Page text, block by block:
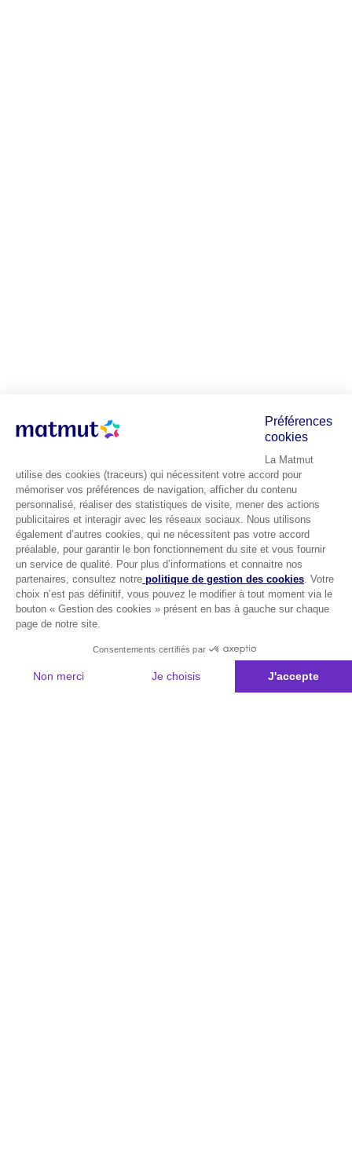
Préférences
cookies
La Matmut
utilise des cookies (traceurs) qui nécessitent votre accord pour
mémoriser vos préférences de navigation, afficher du contenu
personnalisé, réaliser des statistiques de visite, mener des actions
publicitaires et interagir avec les réseaux sociaux. Nous utilisons
également d’autres cookies, qui ne nécessitent pas votre accord
préalable, pour garantir le bon fonctionnement du site et vous fournir
un service de qualité. Pour plus d’informations et connaitre nos
partenaires, consultez notre politique de gestion des cookies. Votre
choix n’est pas définitif, vous pouvez le modifier à tout moment via le
bouton « Gestion des cookies » présent en bas à gauche sur chaque
page de notre site.
Consentements certifiés par
Non merci Je choisis
J'accepte